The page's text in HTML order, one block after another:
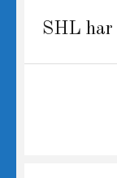
Previous
SHL har